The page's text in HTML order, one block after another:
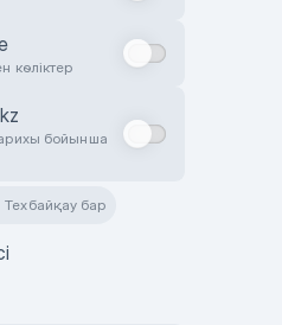
көліктер
бойынша
Техбайқау бар